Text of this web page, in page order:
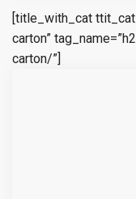
[title_with_cat
carton”
carton/”]